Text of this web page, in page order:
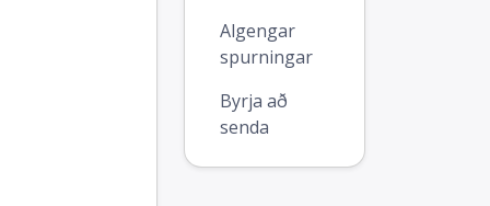
Algengar
spurningar
Byrja að
senda